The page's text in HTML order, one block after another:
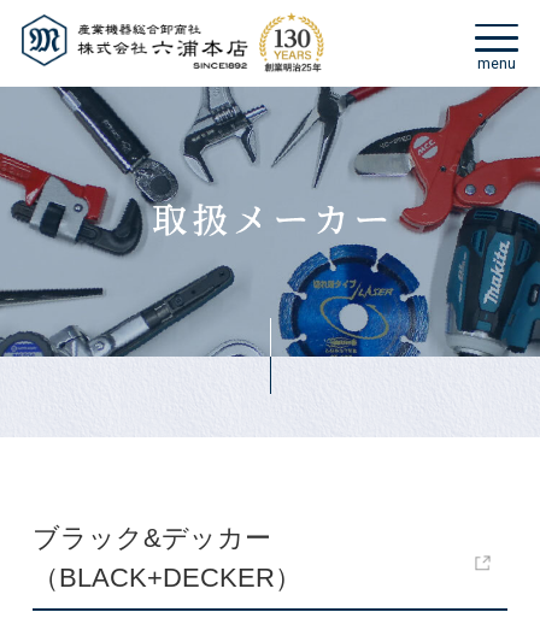
ブラック&デッカー
（BLACK+DECKER）